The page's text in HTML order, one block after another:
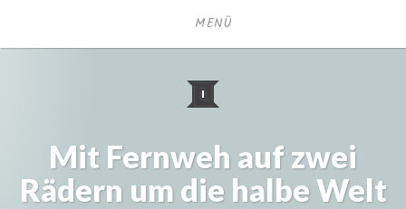
MENÜ
Mit Fernweh auf zwei
Rädern um die halbe Welt